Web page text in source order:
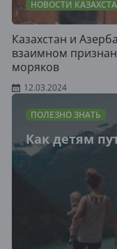
НОВОСТИ
Казахстан и
взаимном
моряков
12.03.2024
ПОЛЕЗНО ЗНАТЬ
Как детям